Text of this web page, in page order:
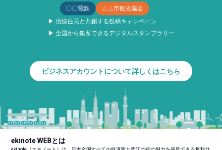
〇〇電鉄
△△市観光協会
▶ 沿線住民と共創する投稿キャンペーン
▶ 全国から集客できるデジタルスタンプラリー
ビジネスアカウントについて詳しくはこちら
ekinote WEBとは